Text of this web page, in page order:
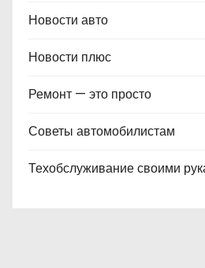
Новости авто
Новости плюс
Ремонт — это просто
Советы автомобилистам
Техобслуживание своими